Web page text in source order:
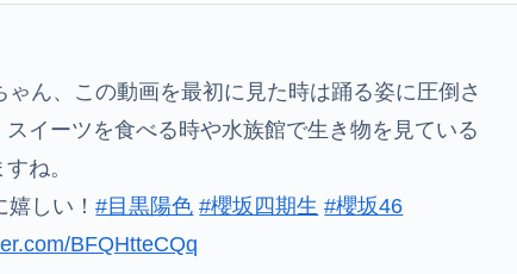
ん、この動画を最初に見た時は踊る姿に圧倒さ
イーツを食べる時や水族館で生き物を見ている
ね。
嬉しい！#目黒陽色 #櫻坂四期生 #櫻坂46
BFQHtteCQq